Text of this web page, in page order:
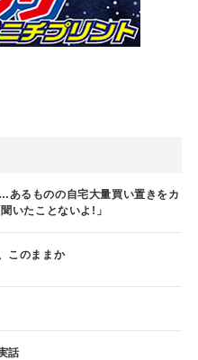
るものの自宅大量買い置きをカ
いたことないよ!」
このままか
話